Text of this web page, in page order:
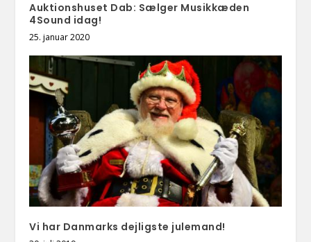
Auktionshuset Dab: Sælger Musikkæden
4Sound idag!
25. januar 2020
Vi har Danmarks dejligste julemand!